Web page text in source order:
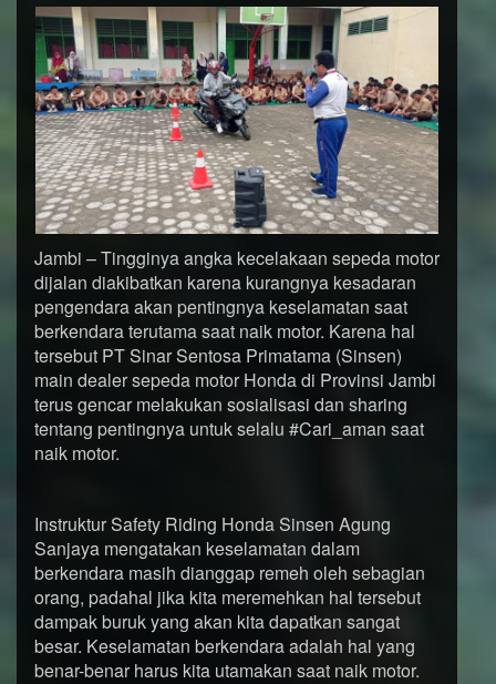
Jambi – Tingginya angka kecelakaan sepeda motor
dijalan diakibatkan karena kurangnya kesadaran
pengendara akan pentingnya keselamatan saat
berkendara terutama saat naik motor. Karena hal
tersebut PT Sinar Sentosa Primatama (Sinsen)
main dealer sepeda motor Honda di Provinsi Jambi
terus gencar melakukan sosialisasi dan sharing
tentang pentingnya untuk selalu #Cari_aman saat
naik motor.
Instruktur Safety Riding Honda Sinsen Agung
Sanjaya mengatakan keselamatan dalam
berkendara masih dianggap remeh oleh sebagian
orang, padahal jika kita meremehkan hal tersebut
dampak buruk yang akan kita dapatkan sangat
besar. Keselamatan berkendara adalah hal yang
benar-benar harus kita utamakan saat naik motor.